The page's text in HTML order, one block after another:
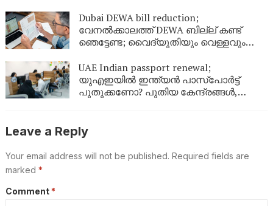
Dubai DEWA bill reduction;
വേനൽക്കാലത്ത് DEWA ബില്ല് കണ്ട്
ഞെട്ടേണ്ട; വൈദ്യുതിയും വെള്ളവും
UAE Indian passport renewal;
യുഎഇയിൽ ഇന്ത്യൻ പാസ്‌പോർട്ട്
പുതുക്കണോ? പുതിയ കേന്ദ്രങ്ങൾ,
Leave a Reply
Your email address will not be published. Required fields are
marked *
Comment *